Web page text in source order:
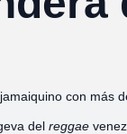
con más
del reggae